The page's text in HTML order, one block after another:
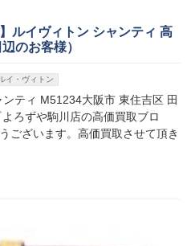
ルイヴィトン シャンティ 高
のお客様）
イ・ヴィトン
ティ M51234大阪市 東住吉区 田
ろずや駒川店の高価買取ブロ
ございます。高価買取させて頂き